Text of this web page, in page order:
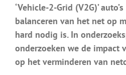
‘Vehicle-2-Grid (V2G)’
balanceren van het net op
hard nodig is. In
onderzoeken we de impact
op het verminderen van